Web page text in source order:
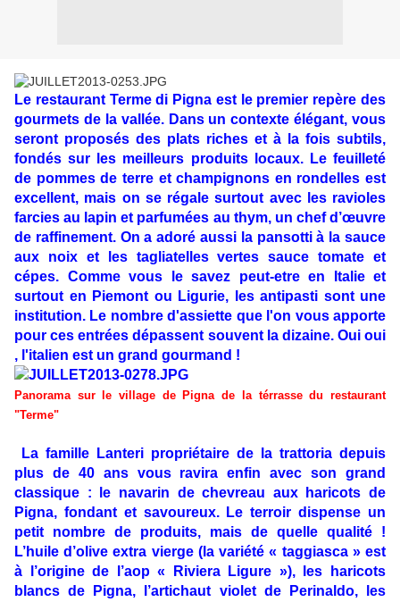
Le restaurant Terme di Pigna est le premier repère des
gourmets de la vallée. Dans un contexte élégant, vous
seront proposés des plats riches et à la fois subtils,
fondés sur les meilleurs produits locaux. Le feuilleté
de pommes de terre et champignons en rondelles est
excellent, mais on se régale surtout avec les ravioles
farcies au lapin et parfumées au thym, un chef d’œuvre
de raffinement. On a adoré aussi la pansotti à la sauce
aux noix et les tagliatelles vertes sauce tomate et
cépes. Comme vous le savez peut-etre en Italie et
surtout en Piemont ou Ligurie, les antipasti sont une
institution. Le nombre d'assiette que l'on vous apporte
pour ces entrées dépassent souvent la dizaine. Oui oui
, l'italien est un grand gourmand !
Panorama sur le village de Pigna de la térrasse du restaurant
"Terme"
La famille Lanteri propriétaire de la trattoria depuis
plus de 40 ans vous ravira enfin avec son grand
classique : le navarin de chevreau aux haricots de
Pigna, fondant et savoureux. Le terroir dispense un
petit nombre de produits, mais de quelle qualité !
L’huile d’olive extra vierge (la variété « taggiasca » est
à l’origine de l’aop « Riviera Ligure »), les haricots
blancs de Pigna, l’artichaut violet de Perinaldo, les